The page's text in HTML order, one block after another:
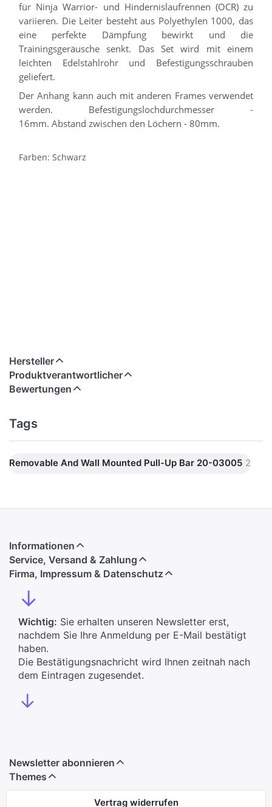
für Ninja Warrior- und Hindernislaufrennen (OCR) zu
variieren. Die Leiter besteht aus Polyethylen 1000, das
eine perfekte Dämpfung bewirkt und die
Trainingsgeräusche senkt.
Das Set wird mit einem
leichten Edelstahlrohr und Befestigungsschrauben
geliefert.
Der Anhang kann auch mit anderen Frames verwendet
werden.
Befestigungslochdurchmesser -
16mm. Abstand zwischen den Löchern - 80mm.
Farben: Schwarz
Hersteller
Produktverantwortlicher
Bewertungen
Tags
Removable And Wall Mounted Pull-Up Bar 20-03005 2
Informationen
Service, Versand & Zahlung
Firma, Impressum & Datenschutz
↓
Wichtig: Sie erhalten unseren Newsletter erst,
nachdem Sie Ihre Anmeldung per E-Mail bestätigt
haben.
Die Bestätigungsnachricht wird Ihnen zeitnah nach
dem Eintragen zugesendet.
↓
Newsletter abonnieren
Themes
Vertrag widerrufen